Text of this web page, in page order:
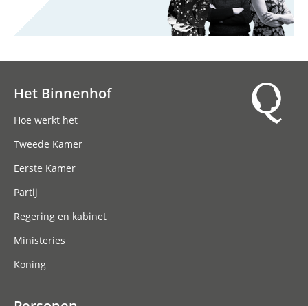
Het Binnenhof
Hoe werkt het
Tweede Kamer
Eerste Kamer
Partij
Regering en kabinet
Ministeries
Koning